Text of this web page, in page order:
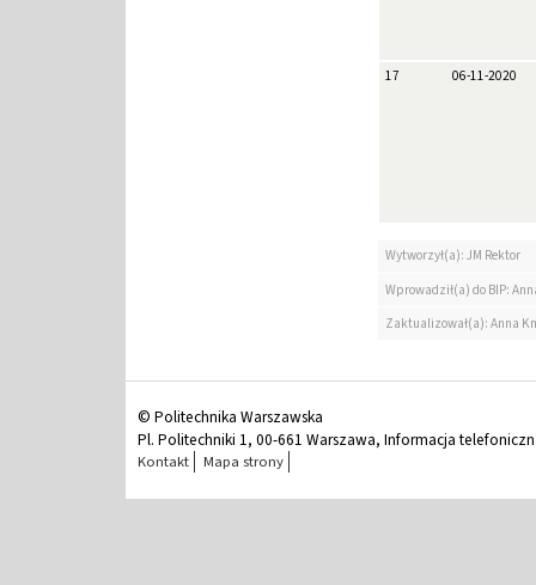
17 06-11-2020
Wytworzył(a): JM Rektor
Wprowadził(a) do BIP:
Zaktualizował(a): Anna
© Politechnika Warszawska
Pl. Politechniki 1, 00-661 Warszawa, Informacja
Kontakt Mapa strony